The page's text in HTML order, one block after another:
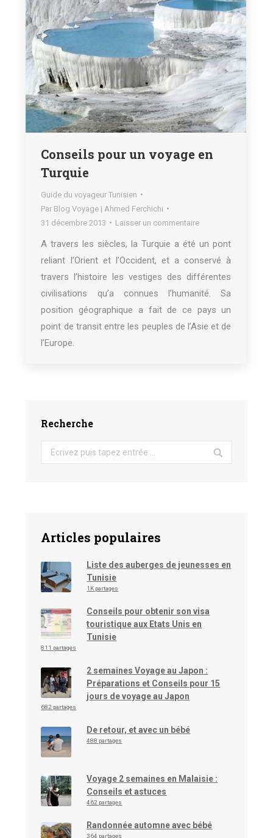
Conseils pour un voyage en
Turquie
Guide du voyageur Tunisien
Par Blog Voyage | Ahmed Ferchichi
31 décembre 2013
Laisser un commentaire
A travers les siècles, la Turquie a été un pont
reliant l’Orient et l’Occident, et a conservé à
travers l’histoire les vestiges des différentes
civilisations qu’a connues l’humanité. Sa
position géographique a fait de ce pays un
point de transit entre les peuples de l’Asie et de
l’Europe.
Recherche
Search:
Articles populaires
Liste des auberges de jeunesses en
Tunisie
1K partages
Conseils pour obtenir son visa
touristique aux Etats Unis en
Tunisie
811 partages
2 semaines Voyage au Japon :
Préparations et Conseils pour 15
jours de voyage au Japon
682 partages
De retour, et avec un bébé
488 partages
Voyage 2 semaines en Malaisie :
Conseils et astuces
462 partages
Randonnée automne avec bébé
364 partages